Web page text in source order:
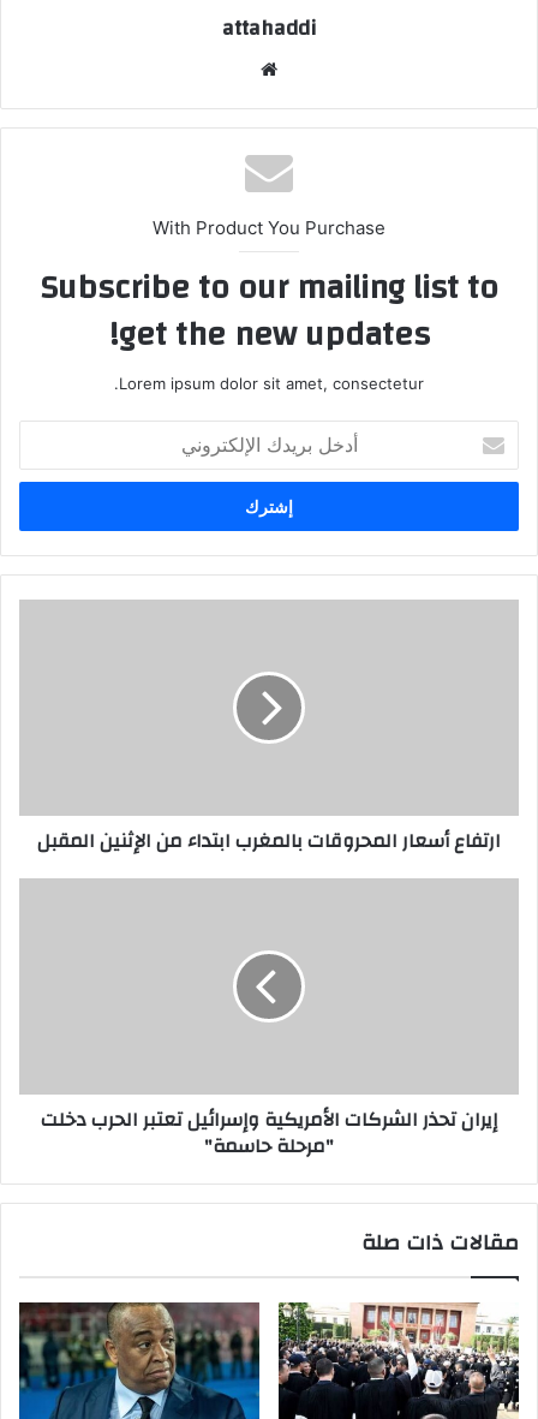
attahaddi
الوي
ب
With Product You Purchase
Subscribe to our mailing list to
get the new updates!
Lorem ipsum dolor sit amet, consectetur.
خ
ب
ر
ارتفاع أسعار المحروقات بالمغرب ابتداء من الإثنين المقبل
إيران تحذر الشركات الأمريكية وإسرائيل تعتبر الحرب دخلت
"مرحلة حاسمة"
مقالات ذات صلة